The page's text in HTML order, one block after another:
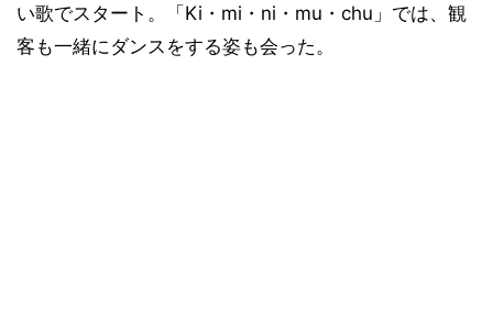
い歌でスタート。「Ki・mi・ni・mu・chu」では、観
客も一緒にダンスをする姿も会った。